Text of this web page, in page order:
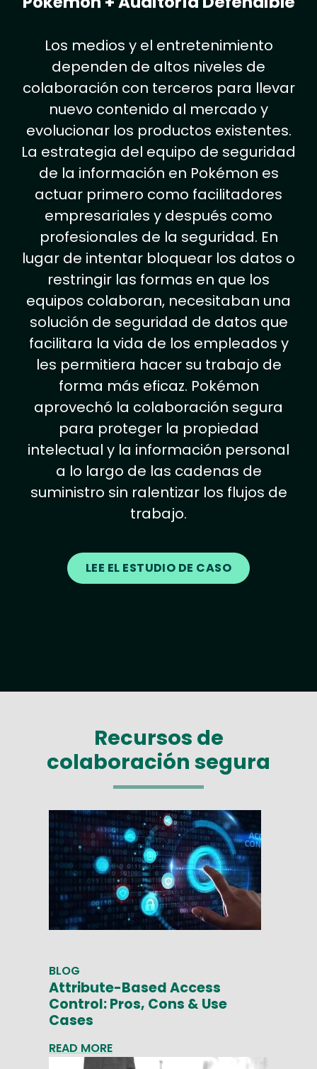
Los medios y el entretenimiento
dependen de altos niveles de
colaboración con terceros para llevar
nuevo contenido al mercado y
evolucionar los productos existentes.
La estrategia del equipo de seguridad
de la información en Pokémon es
actuar primero como facilitadores
empresariales y después como
profesionales de la seguridad. En
lugar de intentar bloquear los datos o
restringir las formas en que los
equipos colaboran, necesitaban una
solución de seguridad de datos que
facilitara la vida de los empleados y
les permitiera hacer su trabajo de
forma más eficaz. Pokémon
aprovechó la colaboración segura
para proteger la propiedad
intelectual y la información personal
a lo largo de las cadenas de
suministro sin ralentizar los flujos de
trabajo.
LEE EL ESTUDIO DE CASO
Recursos de
colaboración segura
BLOG
Attribute-Based Access
Control: Pros, Cons & Use
Cases
READ MORE